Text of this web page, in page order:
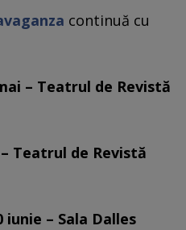
continuă cu
– Teatrul de Revistă
Teatrul de Revistă
iunie – Sala Dalles